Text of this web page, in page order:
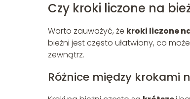
Czy kroki liczone na
Warto zauważyć, że kroki liczone
bieżni jest często ułatwiony, co
zewnątrz.
Różnice między krokami